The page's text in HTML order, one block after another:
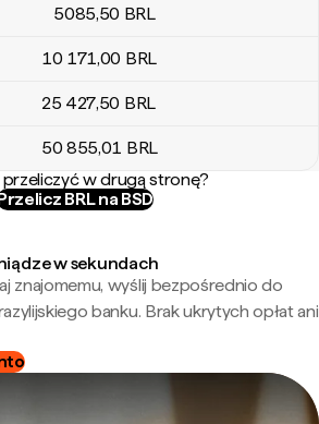
5085,50 BRL
10 171,00 BRL
25 427,50 BRL
50 855,01 BRL
w drugą stronę?
BRL na BSD
w sekundach
znajomemu, wyślij bezpośrednio do
banku. Brak ukrytych opłat ani